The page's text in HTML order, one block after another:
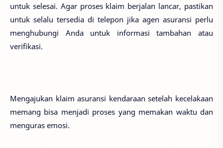
untuk selesai. Agar proses klaim berjalan lancar, pastikan
untuk selalu tersedia di telepon jika agen asuransi perlu
menghubungi Anda untuk informasi tambahan atau
verifikasi.
Mengajukan klaim asuransi kendaraan setelah kecelakaan
memang bisa menjadi proses yang memakan waktu dan
menguras emosi.